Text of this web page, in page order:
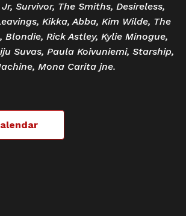
Survivor, The Smiths, Desireless,
Kikka, Abba, Kim Wilde, The
Blondie, Rick Astley, Kylie Minogue,
Suvas, Paula Koivuniemi, Starship,
Mona Carita jne.